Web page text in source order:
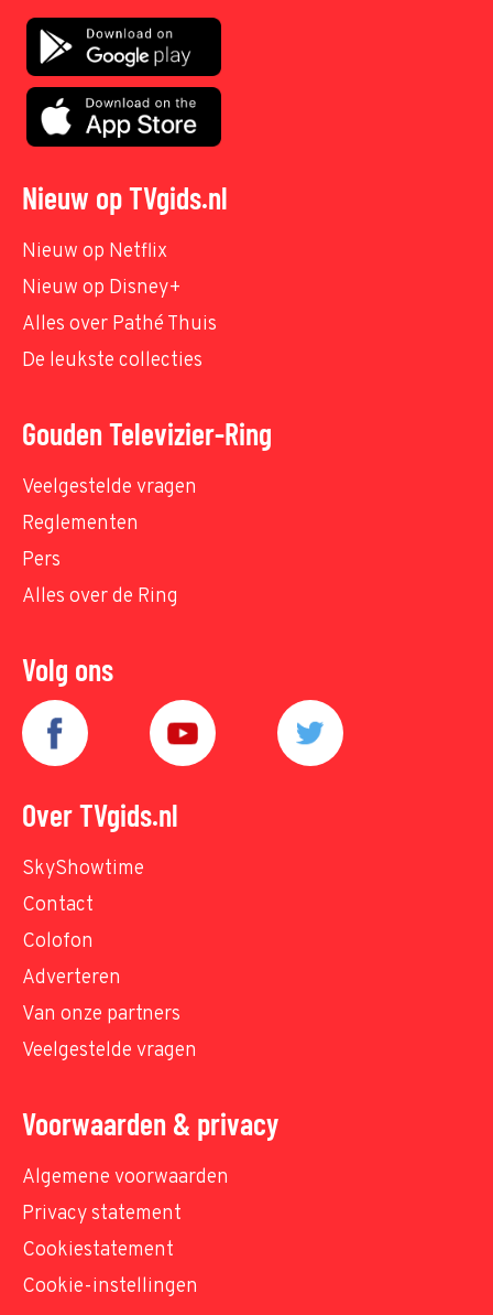
Nieuw op TVgids.nl
Nieuw op Netflix
Nieuw op Disney+
Alles over Pathé Thuis
De leukste collecties
Gouden Televizier-Ring
Veelgestelde vragen
Reglementen
Pers
Alles over de Ring
Volg ons
Over TVgids.nl
SkyShowtime
Contact
Colofon
Adverteren
Van onze partners
Veelgestelde vragen
Voorwaarden & privacy
Algemene voorwaarden
Privacy statement
Cookiestatement
Cookie-instellingen